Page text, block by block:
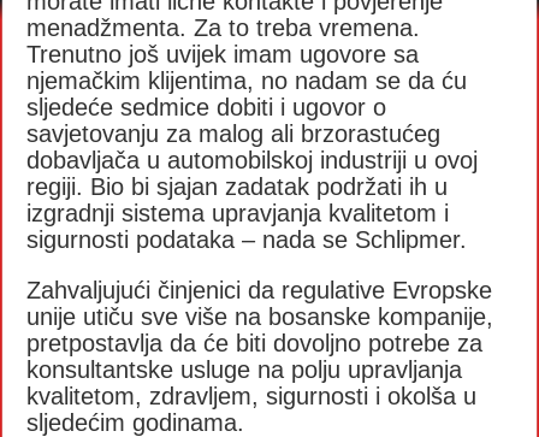
menadžmenta. Za to treba vremena.
Trenutno još uvijek imam ugovore sa
njemačkim klijentima, no nadam se da ću
sljedeće sedmice dobiti i ugovor o
savjetovanju za malog ali brzorastućeg
dobavljača u automobilskoj industriji u ovoj
regiji. Bio bi sjajan zadatak podržati ih u
izgradnji sistema upravjanja kvalitetom i
sigurnosti podataka – nada se Schlipmer.
Zahvaljujući činjenici da regulative Evropske
unije utiču sve više na bosanske kompanije,
pretpostavlja da će biti dovoljno potrebe za
konsultantske usluge na polju upravljanja
kvalitetom, zdravljem, sigurnosti i okolša u
sljedećim godinama.